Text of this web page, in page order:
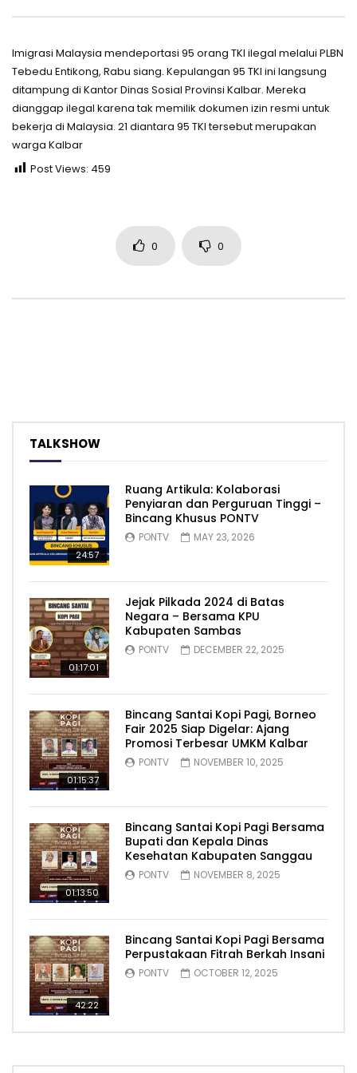
Imigrasi Malaysia mendeportasi 95 orang TKI ilegal melalui PLBN
Tebedu Entikong, Rabu siang. Kepulangan 95 TKI ini langsung
ditampung di Kantor Dinas Sosial Provinsi Kalbar. Mereka
dianggap ilegal karena tak memilik dokumen izin resmi untuk
bekerja di Malaysia. 21 diantara 95 TKI tersebut merupakan
warga Kalbar
Post Views: 459
0 0
TALKSHOW
24:57
Ruang Artikula: Kolaborasi
Penyiaran dan Perguruan Tinggi –
Bincang Khusus PONTV
PONTV MAY 23, 2026
01:17:01
Jejak Pilkada 2024 di Batas
Negara – Bersama KPU
Kabupaten Sambas
PONTV DECEMBER 22, 2025
01:15:37
Bincang Santai Kopi Pagi, Borneo
Fair 2025 Siap Digelar: Ajang
Promosi Terbesar UMKM Kalbar
PONTV NOVEMBER 10, 2025
01:13:50
Bincang Santai Kopi Pagi Bersama
Bupati dan Kepala Dinas
Kesehatan Kabupaten Sanggau
PONTV NOVEMBER 8, 2025
42:22
Bincang Santai Kopi Pagi Bersama
Perpustakaan Fitrah Berkah Insani
PONTV OCTOBER 12, 2025